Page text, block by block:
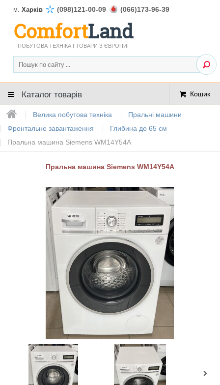
м. Харків (098)121-00-09 (066)173-96-39
ComfortLand
ПОБУТОВА ТЕХНІКА І ТОВАРИ З ЄВРОПИ!
Каталог товарів Кошик
Велика побутова техніка
Пральні машини
Фронтальне завантаження
Глибина до 65 см
Пральна машина Siemens WM14Y54A
Пральна машина Siemens WM14Y54A